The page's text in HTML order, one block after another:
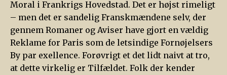
Moral i Frankrigs Hovedstad. Det er højst rimeligt
– men det er sandelig Franskmændene selv, der
gennem Romaner og Aviser have gjort en vældig
Reklame for Paris som de letsindige Fornøjelsers
By par exellence. Forøvrigt et det lidt naivt at tro,
at dette virkelig er Tilfældet. Folk der kender